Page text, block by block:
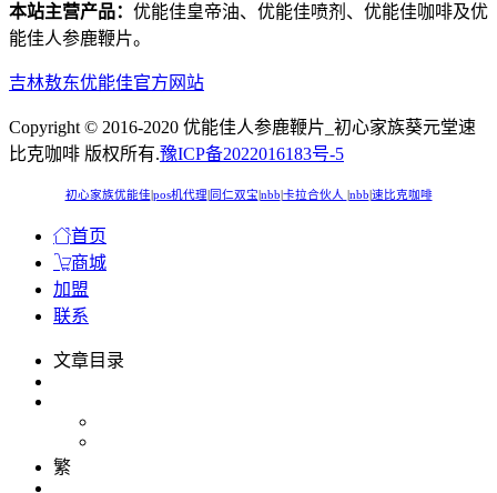
本站主营产品： 优能佳皇帝油、优能佳喷剂、优能佳咖啡及优
能佳人参鹿鞭片。
吉林敖东优能佳官方网站
Copyright © 2016-2020 优能佳人参鹿鞭片_初心家族葵元堂速
比克咖啡 版权所有.豫ICP备2022016183号-5
初心家族优能佳 pos机代理 同仁双宝 nbb 卡拉合伙人 nbb 速比克咖啡
首页
商城
加盟
联系
文章目录
繁